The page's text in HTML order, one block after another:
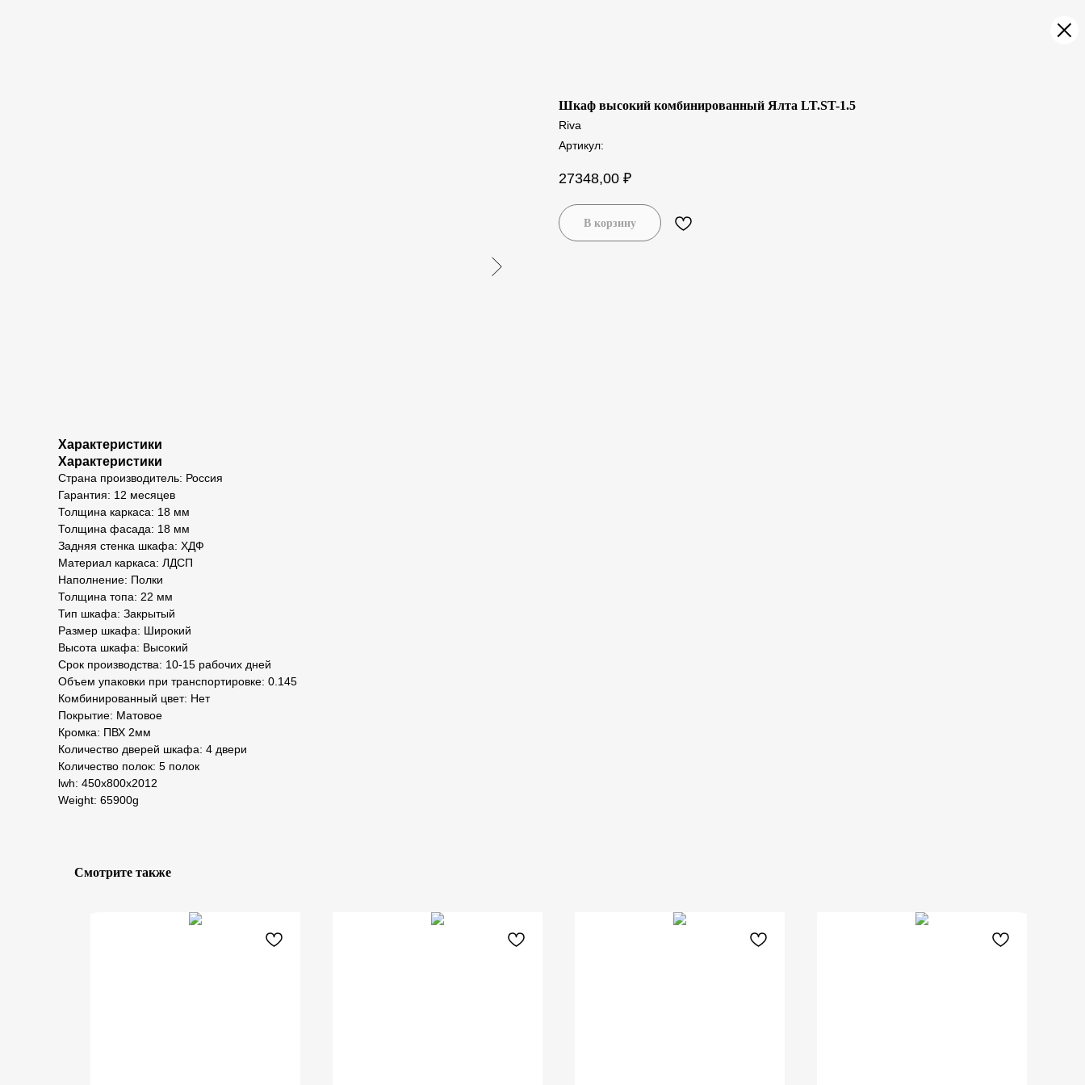
Шкаф высокий комбинированный Ялта LT.ST-1.5
Riva
Артикул:
27348,00 ₽
В корзину
Характеристики
Характеристики
Страна производитель: Россия
Гарантия: 12 месяцев
Толщина каркаса: 18 мм
Толщина фасада: 18 мм
Задняя стенка шкафа: ХДФ
Материал каркаса: ЛДСП
Наполнение: Полки
Толщина топа: 22 мм
Тип шкафа: Закрытый
Размер шкафа: Широкий
Высота шкафа: Высокий
Срок производства: 10-15 рабочих дней
Объем упаковки при транспортировке: 0.145
Комбинированный цвет: Нет
Покрытие: Матовое
Кромка: ПВХ 2мм
Количество дверей шкафа: 4 двери
Количество полок: 5 полок
lwh: 450x800x2012
Weight: 65900g
Смотрите также